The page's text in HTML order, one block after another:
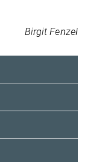
Birgit Fenzel